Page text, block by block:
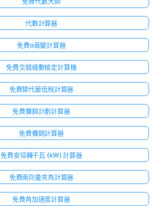
代數計算器
免費α衰變計算器
免費交錯級數檢定計算機
免費替代最低稅計算器
免費攤銷計劃計算器
免費攤銷計算器
免費安培轉千瓦 (kW) 計算器
免費兩向量夾角計算器
免費角加速度計算器